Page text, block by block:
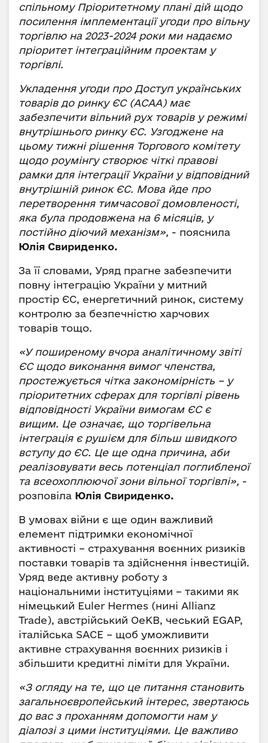
спільному Пріоритетному плані дій щодо
посилення імплементації угоди про вільну
торгівлю на 2023-2024 роки ми надаємо
пріоритет інтеграційним проектам у
торгівлі.
Укладення угоди про Доступ українських
товарів до ринку ЄС (АСАА) має
забезпечити вільний рух товарів у режимі
внутрішнього ринку ЄС. Узгоджене на
цьому тижні рішення Торгового комітету
щодо роумінгу створює чіткі правові
рамки для інтеграції України у відповідний
внутрішній ринок ЄС. Мова йде про
перетворення тимчасової домовленості,
яка була продовжена на 6 місяців, у
постійно діючий механізм», - пояснила
Юлія Свириденко.
За її словами, Уряд прагне забезпечити
повну інтеграцію України у митний
простір ЄС, енергетичний ринок, систему
контролю за безпечністю харчових
товарів тощо.
«У поширеному вчора аналітичному звіті
ЄС щодо виконання вимог членства,
простежується чітка закономірність – у
пріоритетних сферах для торгівлі рівень
відповідності України вимогам ЄС є
вищим. Це означає, що торгівельна
інтеграція є рушієм для більш швидкого
вступу до ЄС. Це ще одна причина, аби
реалізовувати весь потенціал поглибленої
та всеохоплюючої зони вільної торгівлі», -
розповіла Юлія Свириденко.
В умовах війни є ще один важливий
елемент підтримки економічної
активності – страхування воєнних ризиків
поставки товарів та здійснення інвестицій.
Уряд веде активну роботу з
національними інституціями – такими як
німецький Euler Hermes (нині Allianz
Trade), австрійський OeKB, чеський EGAP,
італійська SACE – щоб уможливити
активне страхування воєнних ризиків і
збільшити кредитні ліміти для України.
«З огляду на те, що це питання становить
загальноєвропейський інтерес, звертаюсь
до вас з проханням допомогти нам у
діалозі з цими інституціями. Це важливо